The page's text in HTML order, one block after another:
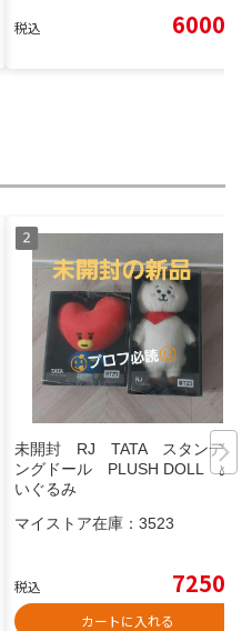
税込 6000
未開封 RJ TATA スタンディ
ングドール PLUSH DOLL ぬ
いぐるみ
マイストア在庫： 3523
税込 7250
カートに入れる